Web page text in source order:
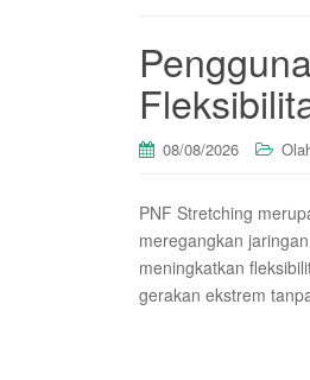
08/08/2026
PNF Stretching
meregangkan
meningkatkan
gerakan ekstrem